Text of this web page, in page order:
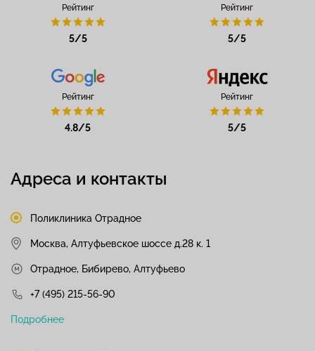
Рейтинг
5/5
Рейтинг
5/5
Рейтинг
4.8/5
Рейтинг
5/5
Адреса и контакты
Поликлиника Отрадное
Москва, Алтуфьевское шоссе д.28 к. 1
Отрадное, Бибирево, Алтуфьево
+7 (495) 215-56-90
Подробнее